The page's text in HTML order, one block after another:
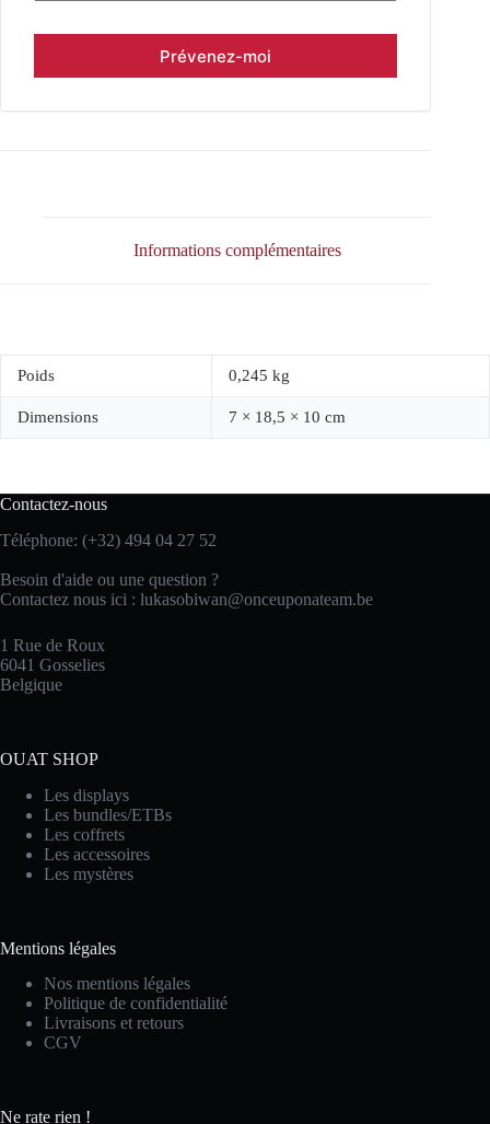
Informations complémentaires
Poids 0,245 kg
Dimensions 7 × 18,5 × 10 cm
Contactez-nous
Téléphone: (+32) 494 04 27 52
Besoin d'aide ou une question ?
Contactez nous ici : lukasobiwan@onceuponateam.be
1 Rue de Roux
6041 Gosselies
Belgique
OUAT SHOP
Les displays
Les bundles/ETBs
Les coffrets
Les accessoires
Les mystères
Mentions légales
Nos mentions légales
Politique de confidentialité
Livraisons et retours
CGV
Ne rate rien !